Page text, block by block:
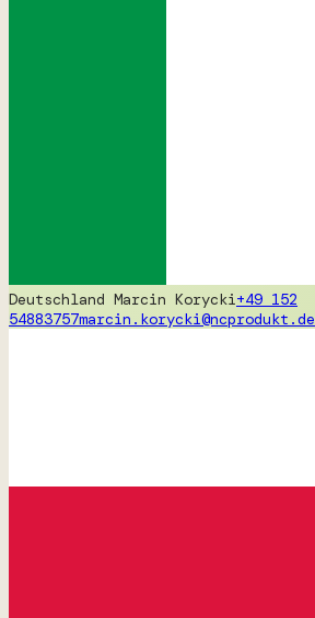
Deutschland Marcin Korycki +49 152
54883757marcin.korycki@ncprodukt.de